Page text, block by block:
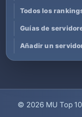
Todos los
Guías de
Añadir un
© 2026 MU Top